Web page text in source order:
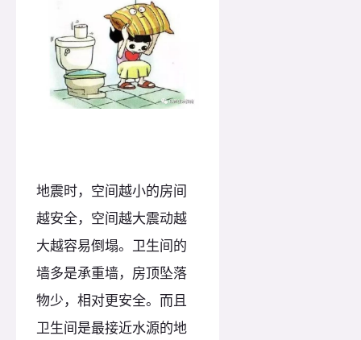
地震时，空间越小的房间
越安全，空间越大震动越
大越容易倒塌。卫生间的
墙多是承重墙，房顶坠落
物少，相对更安全。而且
卫生间是最接近水源的地